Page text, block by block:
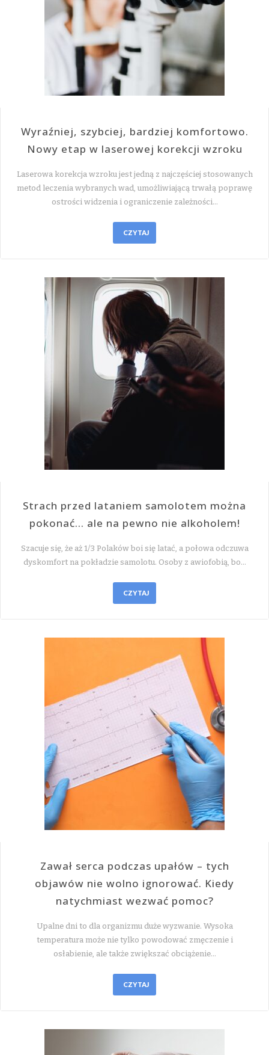
Wyraźniej, szybciej, bardziej komfortowo.
Nowy etap w laserowej korekcji wzroku
Laserowa korekcja wzroku jest jedną z najczęściej stosowanych
metod leczenia wybranych wad, umożliwiającą trwałą poprawę
ostrości widzenia i ograniczenie zależności…
CZYTAJ
Strach przed lataniem samolotem można
pokonać… ale na pewno nie alkoholem!
Szacuje się, że aż 1/3 Polaków boi się latać, a połowa odczuwa
dyskomfort na pokładzie samolotu. Osoby z awiofobią, bo…
CZYTAJ
Zawał serca podczas upałów – tych
objawów nie wolno ignorować. Kiedy
natychmiast wezwać pomoc?
Upalne dni to dla organizmu duże wyzwanie. Wysoka
temperatura może nie tylko powodować zmęczenie i
osłabienie, ale także zwiększać obciążenie…
CZYTAJ